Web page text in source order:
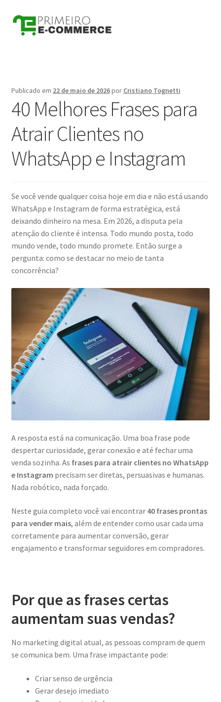
Pular
para
Pular
para
Publicado em 22 de maio de 2026por Cristiano Tognetti
40 Melhores Frases para
Atrair Clientes no
WhatsApp e Instagram
Se você vende qualquer coisa hoje em dia e não está usando
WhatsApp e Instagram de forma estratégica, está
deixando dinheiro na mesa. Em 2026, a disputa pela
atenção do cliente é intensa. Todo mundo posta, todo
mundo vende, todo mundo promete. Então surge a
pergunta: como se destacar no meio de tanta
concorrência?
A resposta está na comunicação. Uma boa frase pode
despertar curiosidade, gerar conexão e até fechar uma
venda sozinha. As frases para atrair clientes no WhatsApp
e Instagram precisam ser diretas, persuasivas e humanas.
Nada robótico, nada forçado.
Neste guia completo você vai encontrar 40 frases prontas
para vender mais, além de entender como usar cada uma
corretamente para aumentar conversão, gerar
engajamento e transformar seguidores em compradores.
Por que as frases certas
aumentam suas vendas?
No marketing digital atual, as pessoas compram de quem
se comunica bem. Uma frase impactante pode:
Criar senso de urgência
Gerar desejo imediato